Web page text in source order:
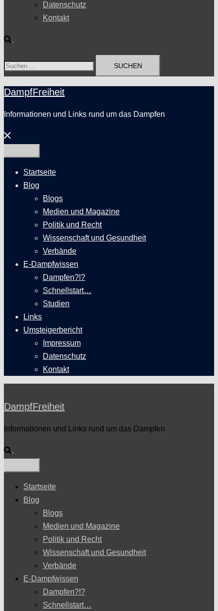
Datenschutz
Kontakt
Suche
Suchen
DampfFreiheit
Informationen und Links rund um das Dampfen
Menü
schließen
Startseite
Blog
Blogs
Medien und Magazine
Politik und Recht
Wissenschaft und Gesundheit
Verbände
E-Dampfwissen
Dampfen?!?
Schnellstart…
Studien
Links
Umsteigerbericht
Impressum
Datenschutz
Kontakt
DampfFreiheit
Informationen und Links rund um das Dampfen
Suche
Startseite
Blog
Blogs
Medien und Magazine
Politik und Recht
Wissenschaft und Gesundheit
Verbände
E-Dampfwissen
Dampfen?!?
Schnellstart…